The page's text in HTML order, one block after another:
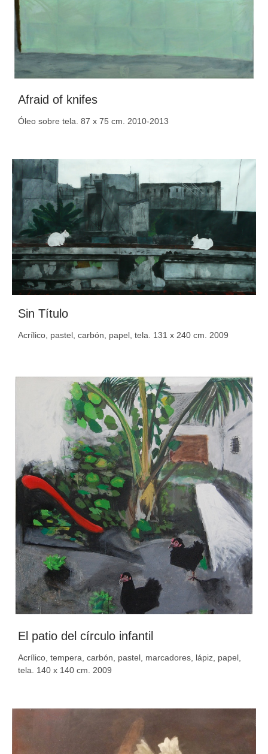
Afraid of knifes
Óleo sobre tela. 87 x 75 cm. 2010-2013
Sin Título
Acrílico, pastel, carbón, papel, tela. 131 x 240 cm. 2009
El patio del círculo infantil
Acrílico, tempera, carbón, pastel, marcadores, lápiz, papel,
tela. 140 x 140 cm. 2009